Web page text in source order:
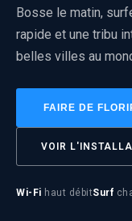
Bosse le matin,
rapide et une tribu
belles villes au
FAIRE DE
VOIR
Wi-Fi haut débitSurf